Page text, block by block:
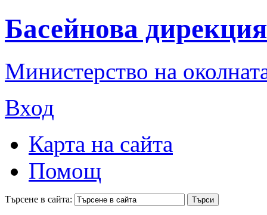
Басейнова
Министерство на
Вход
Карта на сайта
Помощ
Търсене в сайта: